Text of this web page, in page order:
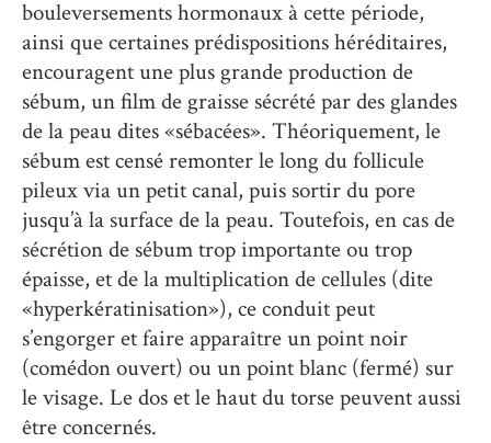
bouleversements hormonaux à cette période,
ainsi que certaines prédispositions héréditaires,
encouragent une plus grande production de
sébum, un film de graisse sécrété par des glandes
de la peau dites «sébacées». Théoriquement, le
sébum est censé remonter le long du follicule
pileux via un petit canal, puis sortir du pore
jusqu’à la surface de la peau. Toutefois, en cas de
sécrétion de sébum trop importante ou trop
épaisse, et de la multiplication de cellules (dite
«hyperkératinisation»), ce conduit peut
s’engorger et faire apparaître un point noir
(comédon ouvert) ou un point blanc (fermé) sur
le visage. Le dos et le haut du torse peuvent aussi
être concernés.